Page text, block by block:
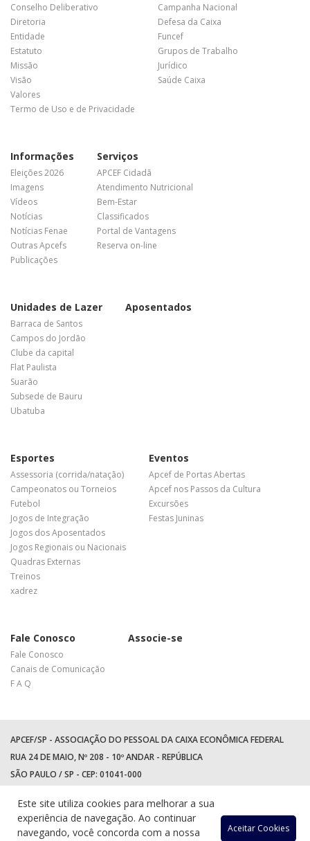
Conselho Deliberativo
Diretoria
Entidade
Estatuto
Missão
Visão
Valores
Termo de Uso e de Privacidade
Campanha Nacional
Defesa da Caixa
Funcef
Grupos de Trabalho
Jurídico
Saúde Caixa
Informações
Eleições 2026
Imagens
Vídeos
Notícias
Notícias Fenae
Outras Apcefs
Publicações
Serviços
APCEF Cidadã
Atendimento Nutricional
Bem-Estar
Classificados
Portal de Vantagens
Reserva on-line
Unidades de Lazer
Barraca de Santos
Campos do Jordão
Clube da capital
Flat Paulista
Suarão
Subsede de Bauru
Ubatuba
Aposentados
Esportes
Assessoria (corrida/natação)
Campeonatos ou Torneios
Futebol
Jogos de Integração
Jogos dos Aposentados
Jogos Regionais ou Nacionais
Quadras Externas
Treinos
xadrez
Eventos
Apcef de Portas Abertas
Apcef nos Passos da Cultura
Excursões
Festas Juninas
Fale Conosco
Fale Conosco
Canais de Comunicação
F A Q
Associe-se
APCEF/SP - ASSOCIAÇÃO DO PESSOAL DA CAIXA ECONÔMICA FEDERAL
RUA 24 DE MAIO, Nº 208 - 10º ANDAR - REPÚBLICA
SÃO PAULO / SP - CEP: 01041-000
WhatsApp: (11) 94597-5758
Este site utiliza cookies para melhorar a sua
experiência de navegação. Ao continuar
navegando, você concorda com a nossa
Aceitar Cookies